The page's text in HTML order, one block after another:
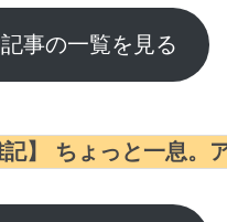
事の一覧を見る
】 ちょっと一息。